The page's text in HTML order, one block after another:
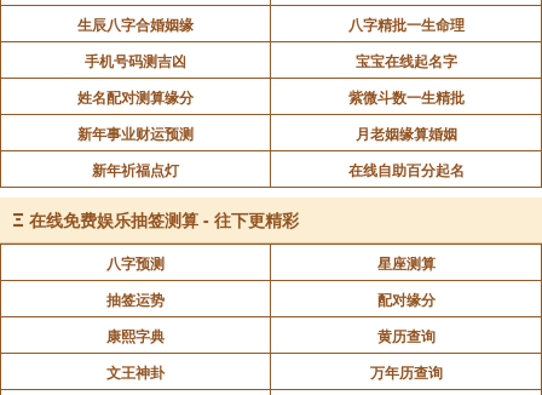
生辰八字合婚姻缘
八字精批一生命理
手机号码测吉凶
宝宝在线起名字
姓名配对测算缘分
紫微斗数一生精批
新年事业财运预测
月老姻缘算婚姻
新年祈福点灯
在线自助百分起名
Ξ 在线免费娱乐抽签测算 - 往下更精彩
八字预测
星座测算
抽签运势
配对缘分
康熙字典
黄历查询
文王神卦
万年历查询